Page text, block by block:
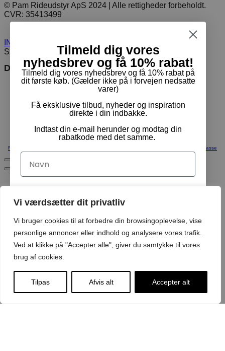
Vi værdsætter dit privatliv
Vi bruger cookies til at forbedre din browsingoplevelse, vise
personlige annoncer eller indhold og analysere vores trafik.
Ved at klikke på "Accepter alle", giver du samtykke til vores
brug af cookies.
Tilpas Afvis alt Accepter alt
© Pam Rideudstyr ApS 2024 | Alle rettigheder forbeholdt.
CVR: 35413499
INDKØBSKURV
SET FORNYLIGT
0
Du er måske interesseret i
Fortsæt med at handle Kasse
Tilmeld dig vores
nyhedsbrev og få 10% rabat!
Tilmeld dig vores nyhedsbrev og få 10% rabat på
dit første køb. (Gælder ikke på i forvejen nedsatte
varer)
Få eksklusive tilbud, nyheder og inspiration
direkte i din indbakke.
Indtast din e-mail herunder og modtag din
rabatkode med det samme.
Navn
Ja tak, tilmeld mig!
Ved tilmelding acceptere du at modtage emails med